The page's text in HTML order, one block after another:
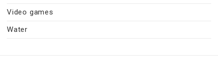
Video games
Water